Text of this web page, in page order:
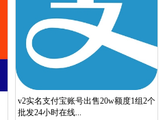
v2实名支付宝账号出售20w额度1组2个
批发24小时在线...